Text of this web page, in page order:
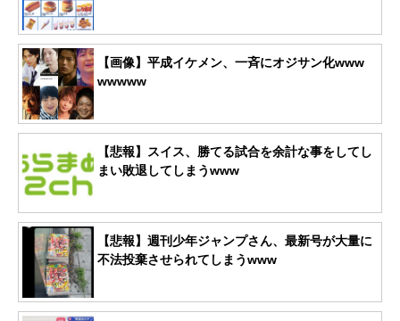
【画像】平成イケメン、一斉にオジサン化www
wwwww
【悲報】スイス、勝てる試合を余計な事をしてし
まい敗退してしまうwww
【悲報】週刊少年ジャンプさん、最新号が大量に
不法投棄させられてしまうwww